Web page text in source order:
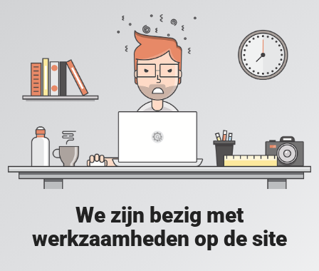
We zijn bezig met
werkzaamheden op de site